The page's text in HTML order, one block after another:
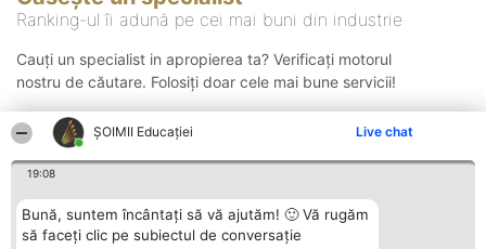
ȘOIMII Educației Live chat
19:08
Bună, suntem încântați să vă ajutăm! 🙂 Vă rugăm
să faceți clic pe subiectul de conversație
Ranking-ul îi adună pe cei mai buni din industrie
Cauți un specialist in apropierea ta? Verificați motorul
nostru de căutare. Folosiți doar cele mai bune servicii!